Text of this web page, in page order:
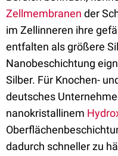
Zellmembranen der
im Zellinneren ihre
entfalten als größere
Nanobeschichtung
Silber. Für Knochen-
deutsches
nanokristallinem
dadurch schneller zu